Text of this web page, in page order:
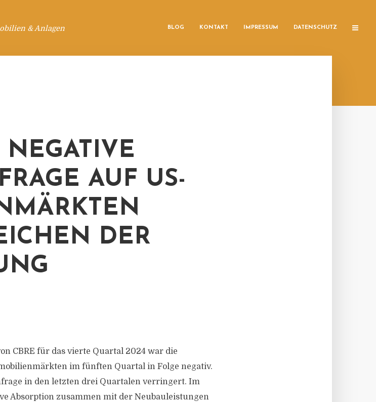
& Anlagen BLOG KONTAKT IMPRESSUM DATENSCHUTZ
AUF US-
DER
CBRE für das vierte Quartal 2024 war die
im fünften Quartal in Folge negativ.
in den letzten drei Quartalen verringert. Im
Absorption zusammen mit der Neubauleistungen